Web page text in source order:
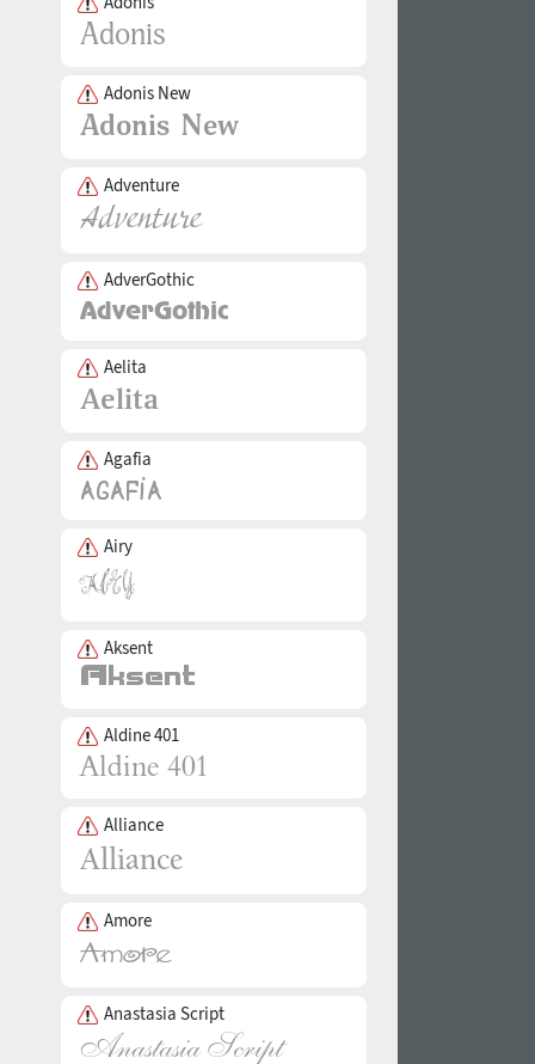
Adonis New
Adventure
AdverGothic
Aelita
Agafia
Airy
Aksent
Aldine 401
Alliance
Amore
Anastasia Script